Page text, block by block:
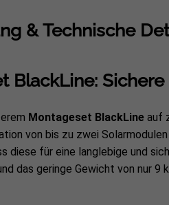
& Technische
BlackLine:
Montageset BlackLine auf
von bis zu zwei
diese für eine langlebige und
das geringe Gewicht von nur 9